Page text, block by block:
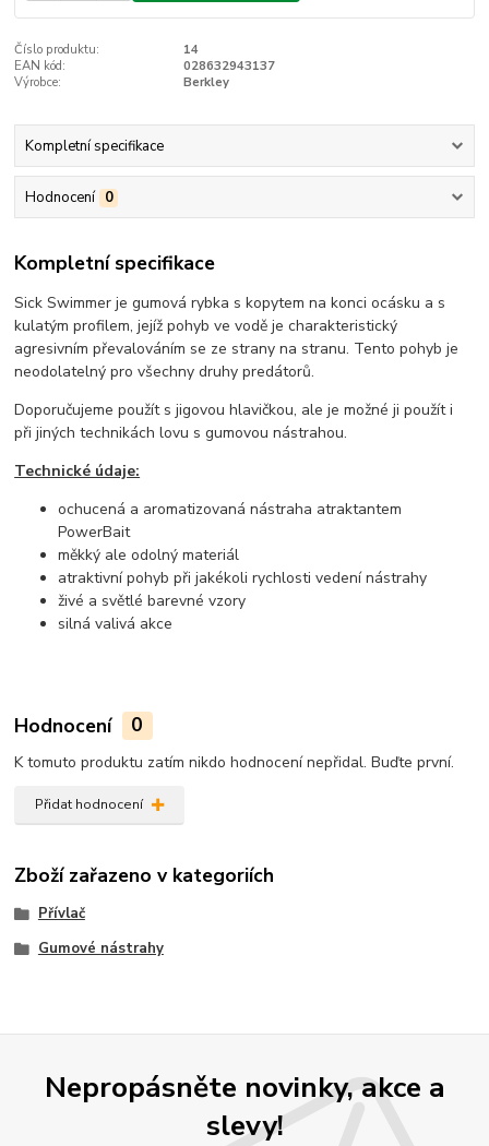
Číslo produktu:
14
EAN kód:
028632943137
Výrobce:
Berkley
Kompletní specifikace
Hodnocení 0
Kompletní specifikace
Sick Swimmer je gumová rybka s kopytem na konci ocásku a s
kulatým profilem, jejíž pohyb ve vodě je charakteristický
agresivním převalováním se ze strany na stranu. Tento pohyb je
neodolatelný pro všechny druhy predátorů.
Doporučujeme použít s jigovou hlavičkou, ale je možné ji použít i
při jiných technikách lovu s gumovou nástrahou.
Technické údaje:
ochucená a aromatizovaná nástraha atraktantem
PowerBait
měkký ale odolný materiál
atraktivní pohyb při jakékoli rychlosti vedení nástrahy
živé a světlé barevné vzory
silná valivá akce
Hodnocení 0
K tomuto produktu zatím nikdo hodnocení nepřidal. Buďte první.
Přidat hodnocení
Zboží zařazeno v kategoriích
Přívlač
Gumové nástrahy
Nepropásněte novinky, akce a
slevy!